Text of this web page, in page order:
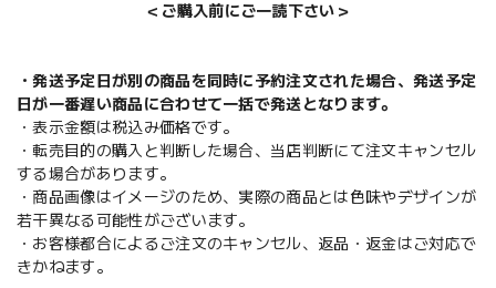
＜ご購入前にご一読下さい＞
・発送予定日が別の商品を同時に予約注文された場合、発送予定
日が一番遅い商品に合わせて一括で発送となります。
・表示金額は税込み価格です。
・転売目的の購入と判断した場合、当店判断にて注文キャンセル
する場合があります。
・商品画像はイメージのため、実際の商品とは色味やデザインが
若干異なる可能性がございます。
・お客様都合によるご注文のキャンセル、返品・返金はご対応で
きかねます。